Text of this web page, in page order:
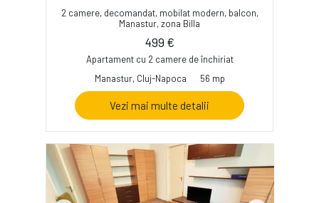
2 camere, decomandat, mobilat modern, balcon,
Manastur, zona Billa
499 €
Apartament cu 2 camere de închiriat
Manastur, Cluj-Napoca
56 mp
Vezi mai multe detalii